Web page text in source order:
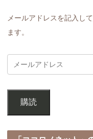
メールアドレスを記入し
ます。
購読